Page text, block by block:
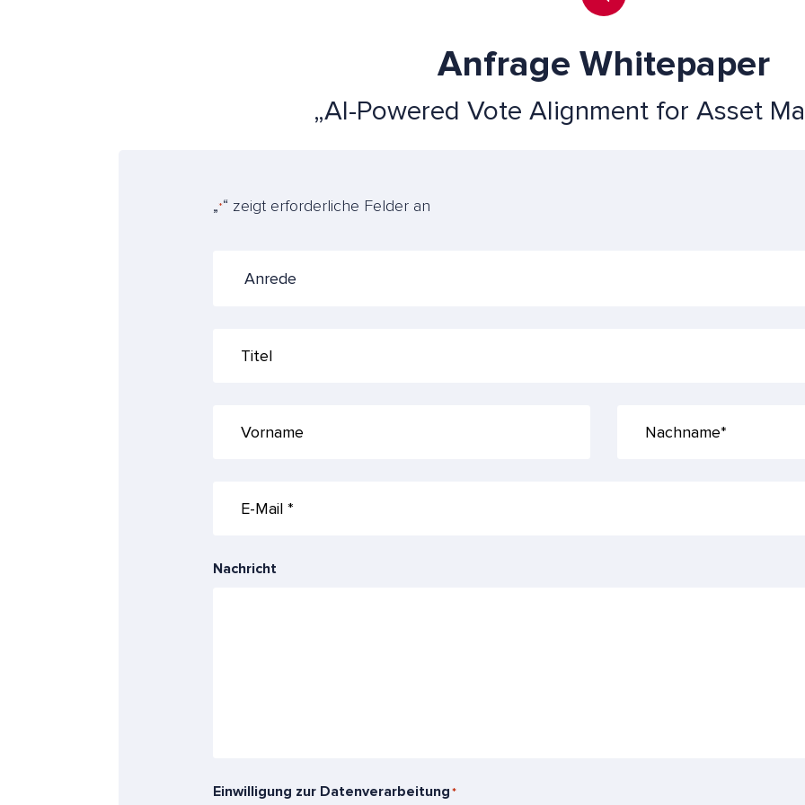
Anfrage Whitepaper
„AI-Powered Vote Alignment for Asset
„*“ zeigt erforderliche Felder an
Nachricht
Einwilligung zur Datenverarbeitung*